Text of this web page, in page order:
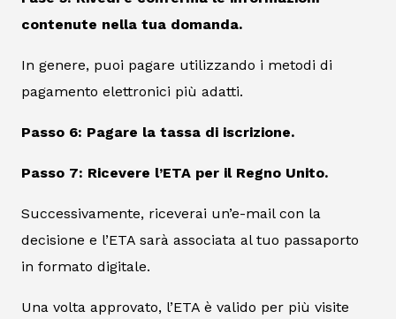
contenute nella tua domanda.
In genere, puoi pagare utilizzando i metodi di
pagamento elettronici più adatti.
Passo 6: Pagare la tassa di iscrizione.
Passo 7: Ricevere l’ETA per il Regno Unito.
Successivamente, riceverai un’e-mail con la
decisione e l’ETA sarà associata al tuo passaporto
in formato digitale.
Una volta approvato, l’ETA è valido per più visite